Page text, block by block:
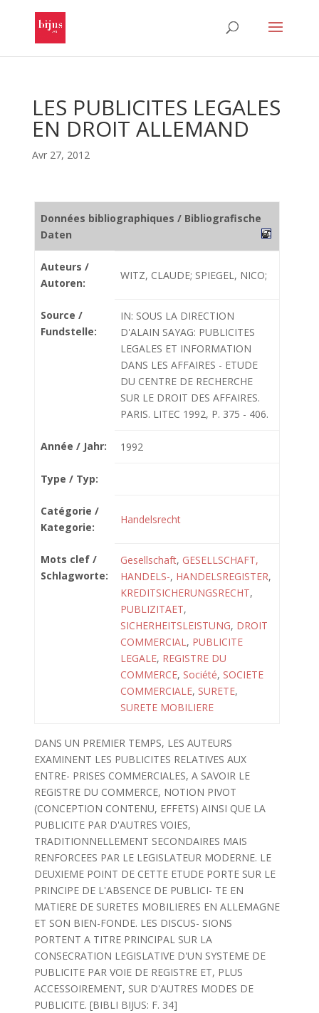
LES PUBLICITES LEGALES
EN DROIT ALLEMAND
Avr 27, 2012
Données bibliographiques / Bibliografische
Daten
Auteurs /
Autoren:
WITZ, CLAUDE; SPIEGEL, NICO;
Source /
Fundstelle:
IN: SOUS LA DIRECTION
D'ALAIN SAYAG: PUBLICITES
LEGALES ET INFORMATION
DANS LES AFFAIRES - ETUDE
DU CENTRE DE RECHERCHE
SUR LE DROIT DES AFFAIRES.
PARIS. LITEC 1992, P. 375 - 406.
Année / Jahr: 1992
Type / Typ:
Catégorie /
Kategorie:
Handelsrecht
Mots clef /
Schlagworte:
Gesellschaft, GESELLSCHAFT,
HANDELS-, HANDELSREGISTER,
KREDITSICHERUNGSRECHT,
PUBLIZITAET,
SICHERHEITSLEISTUNG, DROIT
COMMERCIAL, PUBLICITE
LEGALE, REGISTRE DU
COMMERCE, Société, SOCIETE
COMMERCIALE, SURETE,
SURETE MOBILIERE
DANS UN PREMIER TEMPS, LES AUTEURS
EXAMINENT LES PUBLICITES RELATIVES AUX
ENTRE- PRISES COMMERCIALES, A SAVOIR LE
REGISTRE DU COMMERCE, NOTION PIVOT
(CONCEPTION CONTENU, EFFETS) AINSI QUE LA
PUBLICITE PAR D'AUTRES VOIES,
TRADITIONNELLEMENT SECONDAIRES MAIS
RENFORCEES PAR LE LEGISLATEUR MODERNE. LE
DEUXIEME POINT DE CETTE ETUDE PORTE SUR LE
PRINCIPE DE L'ABSENCE DE PUBLICI- TE EN
MATIERE DE SURETES MOBILIERES EN ALLEMAGNE
ET SON BIEN-FONDE. LES DISCUS- SIONS
PORTENT A TITRE PRINCIPAL SUR LA
CONSECRATION LEGISLATIVE D'UN SYSTEME DE
PUBLICITE PAR VOIE DE REGISTRE ET, PLUS
ACCESSOIREMENT, SUR D'AUTRES MODES DE
PUBLICITE. [BIBLI BIJUS: F. 34]